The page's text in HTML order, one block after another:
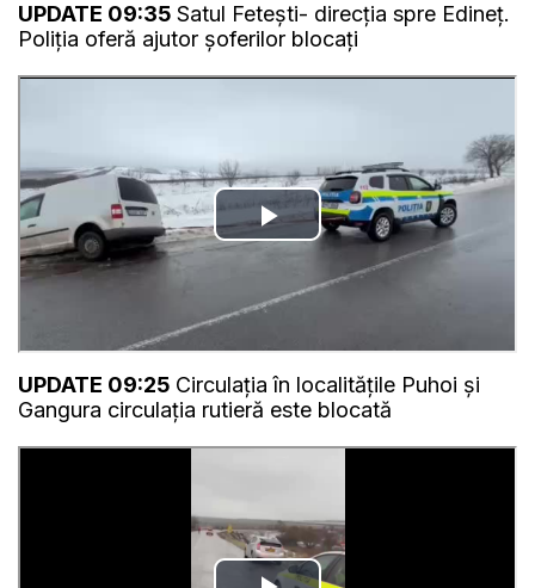
UPDATE 09:35 Satul Fetești- direcția spre Edineț.
Poliția oferă ajutor șoferilor blocați
UPDATE 09:25 Circulația în localitățile Puhoi și
Gangura circulația rutieră este blocată